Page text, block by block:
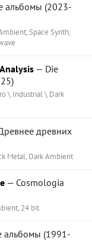
альбомы (2023-
Space Synth,
— Die
\ Industrial \ Dark
древних
Metal, Dark Ambient
— Cosmologia
24 bit
альбомы (1991-